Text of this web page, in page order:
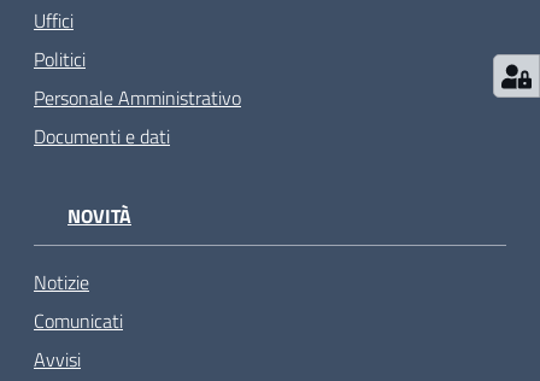
Uffici
Politici
Personale Amministrativo
Documenti e dati
NOVITÀ
Notizie
Comunicati
Avvisi